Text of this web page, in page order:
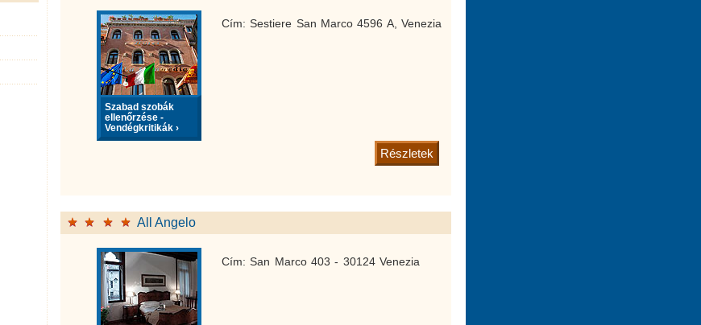
Szabad szobák
ellenőrzése -
Vendégkritikák ›
Cím: Sestiere San Marco 4596 A, Venezia
Részletek
All Angelo
Cím: San Marco 403 - 30124 Venezia